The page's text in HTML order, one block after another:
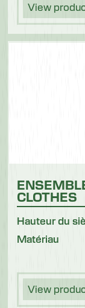
View
CLOTHES
Hauteur du
Matériau
View